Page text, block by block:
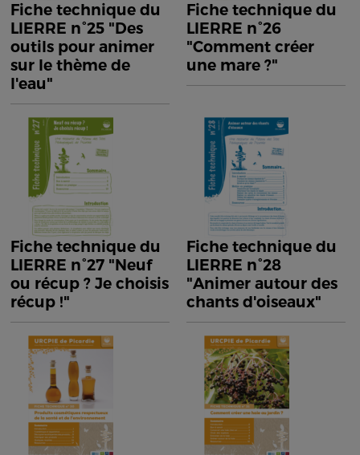
Fiche technique du
LIERRE n°25 "Des
outils pour animer
sur le thème de
l'eau"
Fiche technique du
LIERRE n°26
"Comment créer
une mare ?"
Fiche technique du
LIERRE n°27 "Neuf
ou récup ? Je choisis
récup !"
Fiche technique du
LIERRE n°28
"Animer autour des
chants d'oiseaux"